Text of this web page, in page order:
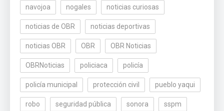
navojoa nogales noticias curiosas
noticias de OBR noticias deportivas
noticias OBR OBR OBR Noticias
OBRNoticias policiaca policía
policía municipal protección civil pueblo yaqui
robo seguridad pública sonora sspm